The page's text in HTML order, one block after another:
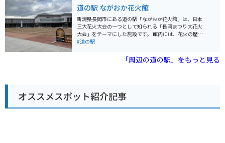
です。道の駅 西山ふるさと公苑は、新潟県の自然と食を
満喫できるスポットです。
『陣や』、野外で憩う『日本海夕日公園』、観光スポッ
ト『夕凪の橋』等があり、休憩所だけでなく観光地とし
ても楽しめる場所です。
道の駅 ながおか花火館
新潟県長岡市にある道の駅「ながおか花火館」は、日本
三大花火大会の一つとして知られる「長岡まつり大花火
大会」をテーマにした施設です。 館内には、花火の歴史
や技術を学べる展示や、長岡花火の迫力を体感できるシ
なっています。また、お土産コーナーでは、花火にちな
んだお菓子や雑貨など、ここでしか手に入らないお土産
いので、ツーリングの拠点にもおすすめです。 長岡市
は、花火の他にも、日本酒や米菓など、美味しいものが
たくさんあります。道の駅ながおか花火館で、長岡の魅
#道の駅
「周辺の道の駅」をもっと見る
オススメスポット紹介記事